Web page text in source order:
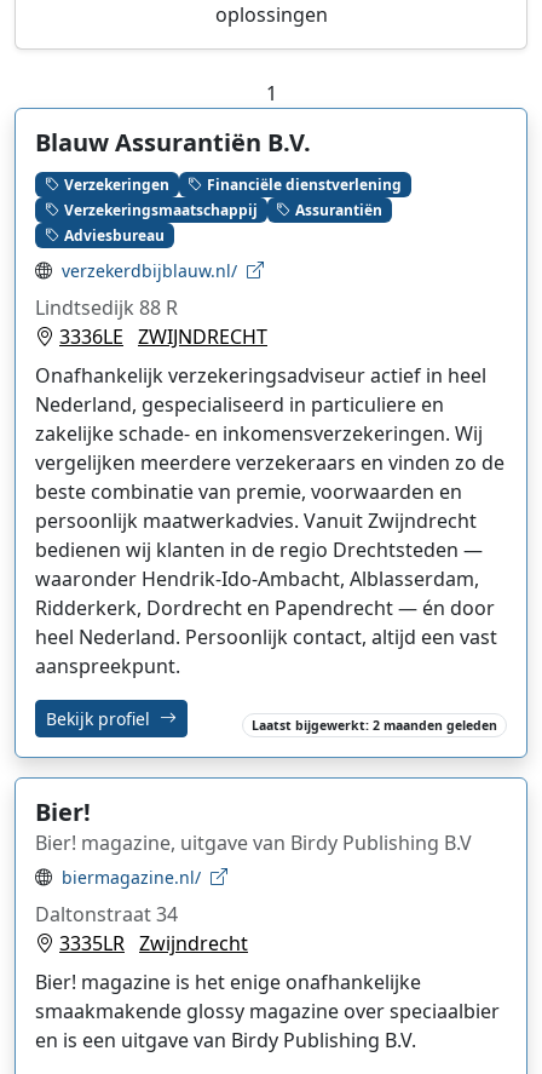
oplossingen
1
Blauw Assurantiën B.V.
Verzekeringen
Financiële dienstverlening
Verzekeringsmaatschappij
Assurantiën
Adviesbureau
verzekerdbijblauw.nl/
Lindtsedijk 88 R
3336LE ZWIJNDRECHT
Onafhankelijk verzekeringsadviseur actief in heel
Nederland, gespecialiseerd in particuliere en
zakelijke schade- en inkomensverzekeringen. Wij
vergelijken meerdere verzekeraars en vinden zo de
beste combinatie van premie, voorwaarden en
persoonlijk maatwerkadvies. Vanuit Zwijndrecht
bedienen wij klanten in de regio Drechtsteden —
waaronder Hendrik-Ido-Ambacht, Alblasserdam,
Ridderkerk, Dordrecht en Papendrecht — én door
heel Nederland. Persoonlijk contact, altijd een vast
aanspreekpunt.
Bekijk profiel Laatst bijgewerkt: 2 maanden geleden
Bier!
Bier! magazine, uitgave van Birdy Publishing B.V
biermagazine.nl/
Daltonstraat 34
3335LR Zwijndrecht
Bier! magazine is het enige onafhankelijke
smaakmakende glossy magazine over speciaalbier
en is een uitgave van Birdy Publishing B.V.